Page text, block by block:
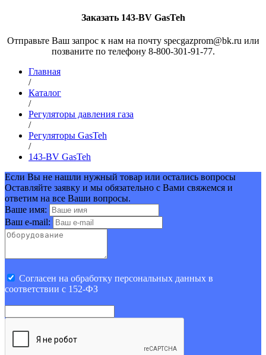
Заказать 143-BV GasTeh
Отправьте Ваш запрос к нам на почту specgazprom@bk.ru или
позваните по телефону 8-800-301-91-77.
Главная
/
Каталог
/
Регуляторы давления газа
/
Регуляторы GasTeh
/
143-BV GasTeh
Если Вы не нашли нужный товар или остались вопросы
Оставляйте заявку и мы обязательно с Вами свяжемся и
ответим на все Ваши вопросы.
Ваше имя:
Ваш e-mail:
Cогласен на обработку персональных данных в
соответствии с 152-ФЗ